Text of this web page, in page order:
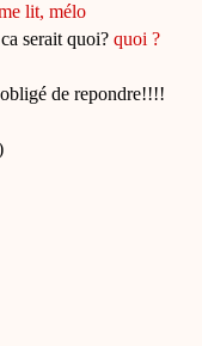
lit, mélo
serait quoi?quoi ?
de repondre!!!!